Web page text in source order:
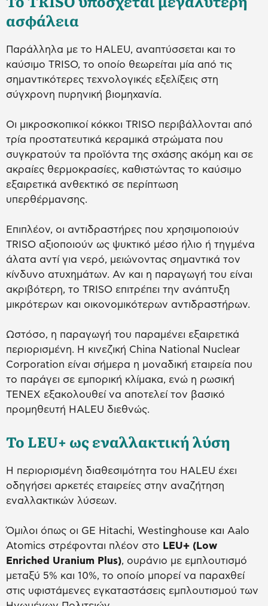
ασφάλεια
Παράλληλα με το HALEU, αναπτύσσεται και το
καύσιμο TRISO, το οποίο θεωρείται μία από τις
σημαντικότερες τεχνολογικές εξελίξεις στη
σύγχρονη πυρηνική βιομηχανία.
Οι μικροσκοπικοί κόκκοι TRISO περιβάλλονται από
τρία προστατευτικά κεραμικά στρώματα που
συγκρατούν τα προϊόντα της σχάσης ακόμη και σε
ακραίες θερμοκρασίες, καθιστώντας το καύσιμο
εξαιρετικά ανθεκτικό σε περίπτωση
υπερθέρμανσης.
Επιπλέον, οι αντιδραστήρες που χρησιμοποιούν
TRISO αξιοποιούν ως ψυκτικό μέσο ήλιο ή τηγμένα
άλατα αντί για νερό, μειώνοντας σημαντικά τον
κίνδυνο ατυχημάτων. Αν και η παραγωγή του είναι
ακριβότερη, το TRISO επιτρέπει την ανάπτυξη
μικρότερων και οικονομικότερων αντιδραστήρων.
Ωστόσο, η παραγωγή του παραμένει εξαιρετικά
περιορισμένη. Η κινεζική China National Nuclear
Corporation είναι σήμερα η μοναδική εταιρεία που
το παράγει σε εμπορική κλίμακα, ενώ η ρωσική
TENEX εξακολουθεί να αποτελεί τον βασικό
προμηθευτή HALEU διεθνώς.
Το LEU+ ως εναλλακτική λύση
Η περιορισμένη διαθεσιμότητα του HALEU έχει
οδηγήσει αρκετές εταιρείες στην αναζήτηση
εναλλακτικών λύσεων.
Όμιλοι όπως οι GE Hitachi, Westinghouse και Aalo
Atomics στρέφονται πλέον στο LEU+ (Low
Enriched Uranium Plus), ουράνιο με εμπλουτισμό
μεταξύ 5% και 10%, το οποίο μπορεί να παραχθεί
στις υφιστάμενες εγκαταστάσεις εμπλουτισμού των